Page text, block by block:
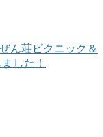
ん荘ピクニック＆
した！